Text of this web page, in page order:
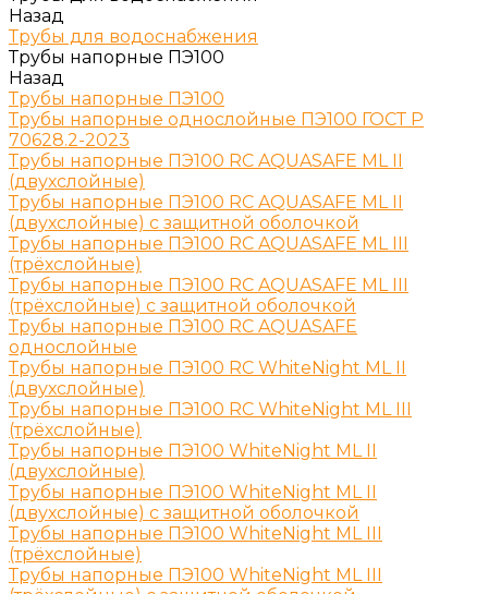
Назад
Трубы для водоснабжения
Трубы напорные ПЭ100
Назад
Трубы напорные ПЭ100
Трубы напорные однослойные ПЭ100 ГОСТ Р
70628.2-2023
Трубы напорные ПЭ100 RC AQUASAFE ML II
(двухслойные)
Трубы напорные ПЭ100 RC AQUASAFE ML II
(двухслойные) с защитной оболочкой
Трубы напорные ПЭ100 RC AQUASAFE ML III
(трёхслойные)
Трубы напорные ПЭ100 RC AQUASAFE ML III
(трёхслойные) с защитной оболочкой
Трубы напорные ПЭ100 RC AQUASAFE
однослойные
Трубы напорные ПЭ100 RC WhiteNight ML II
(двухслойные)
Трубы напорные ПЭ100 RC WhiteNight ML III
(трёхслойные)
Трубы напорные ПЭ100 WhiteNight ML II
(двухслойные)
Трубы напорные ПЭ100 WhiteNight ML II
(двухслойные) с защитной оболочкой
Трубы напорные ПЭ100 WhiteNight ML III
(трёхслойные)
Трубы напорные ПЭ100 WhiteNight ML III